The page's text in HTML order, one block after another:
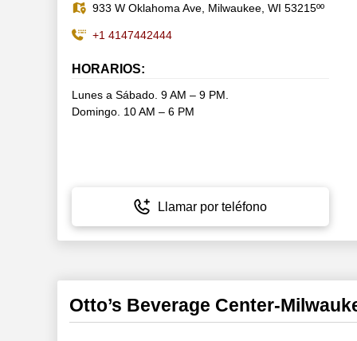
933 W Oklahoma Ave, Milwaukee, WI 53215ºº
+1 4147442444
HORARIOS:
Lunes a Sábado. 9 AM – 9 PM.
Domingo. 10 AM – 6 PM
Llamar por teléfono
Otto’s Beverage Center-